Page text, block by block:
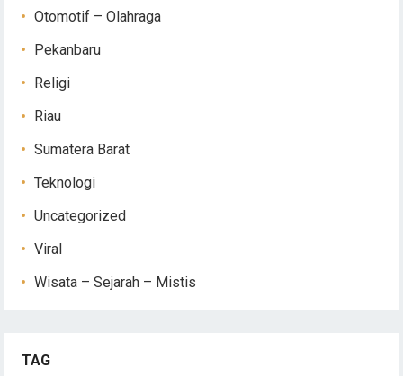
Otomotif – Olahraga
Pekanbaru
Religi
Riau
Sumatera Barat
Teknologi
Uncategorized
Viral
Wisata – Sejarah – Mistis
TAG